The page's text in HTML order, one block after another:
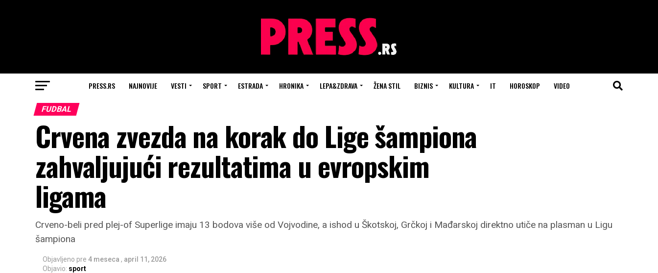
PRESS.RS NAJNOVIJE VESTI SPORT ESTRADA HRONIKA LEPA&ZDRAVA ŽENA STIL BIZNIS KULTURA IT HOROSKOP VIDEO
FUDBAL
Crvena zvezda na korak do Lige šampiona
zahvaljujući rezultatima u evropskim
ligama
Crveno-beli pred plej-of Superlige imaju 13 bodova više od Vojvodine, a ishod u Škotskoj, Grčkoj i Mađarskoj direktno utiče na plasman u Ligu
šampiona
Objavljeno pre 4 meseca , april 11, 2026
Objavio: sport